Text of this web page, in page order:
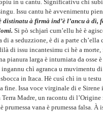
in u cantu. Significativu chì
Issu cantu hè avvenimentu
distinatu à firmà ind’è l’ancu à dì,
Si pò schjarì cum’ellu hè è
a seduzzione, è di a parte ch’ella
di issu incantesimu ci hè a
pianura larga è inturniata da osse
ingannu chì agranca u muvimentu
in Itaca. Hè cusì chì in u testu
fine. Issa voce virginale di e
Madre, un racontu di
prumessa vana è prumessa falsa. À